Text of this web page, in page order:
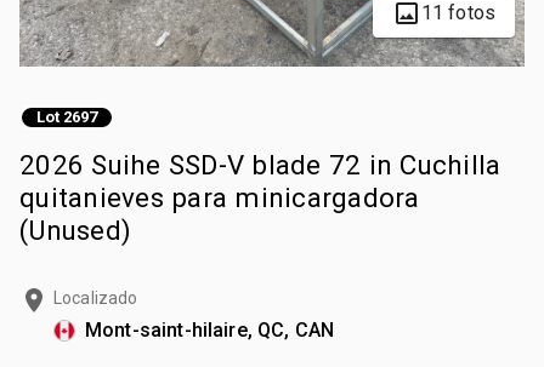
11 fotos
Lot 2697
2026 Suihe SSD-V blade 72 in Cuchilla
quitanieves para minicargadora
(Unused)
Localizado
Mont-saint-hilaire, QC, CAN